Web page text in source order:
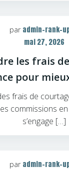
par admin-rank-
mai 27, 2026
les frais
pour
frais de
commissions
s’engage […]
par admin-rank-